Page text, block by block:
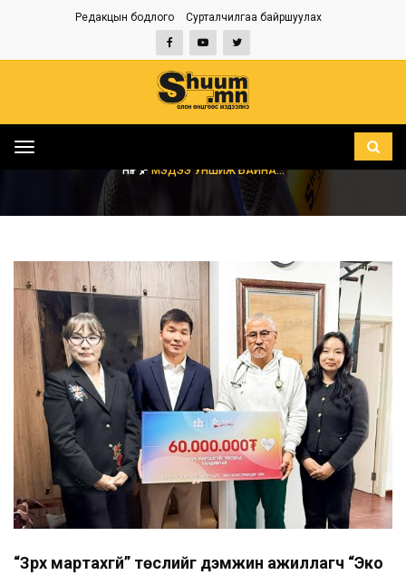
Редакцын бодлого Сурталчилгаа байршуулах
Toggle
НҮҮР МЭДЭЭ УНШИЖ БАЙНА...
“Зүрх мартахгүй” төслийг дэмжин ажиллагч “Эко